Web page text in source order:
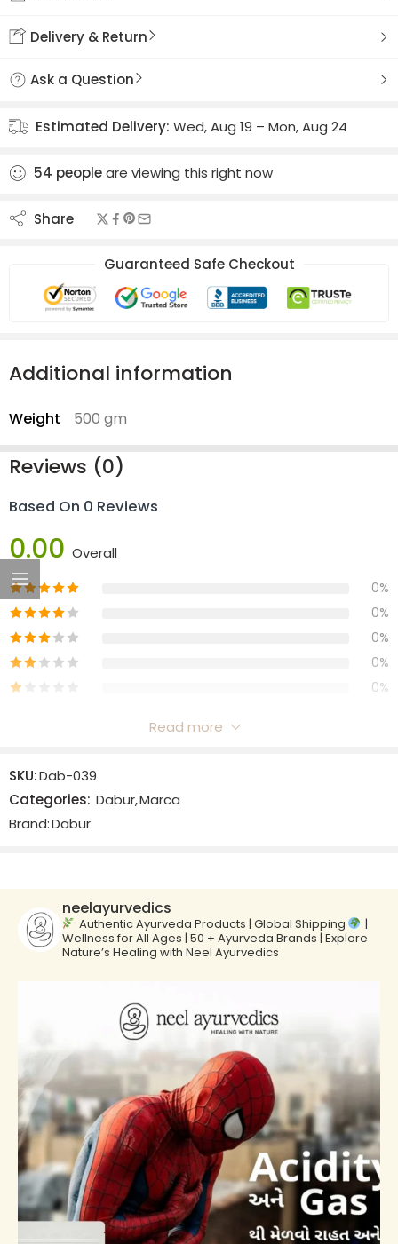
Delivery & Return
Ask a Question
Estimated Delivery: Wed, Aug 19 – Mon, Aug 24
54 peopleare viewing this right now
Share
Guaranteed Safe Checkout
Additional information
Weight 500 gm
Reviews (0)
Based On 0 Reviews
0.00 Overall
0%
0%
0%
0%
0%
There are no reviews yet.
Read more
SKU:Dab-039
Categories: Dabur,Marca
Brand:Dabur
neelayurvedics
Authentic Ayurveda Products | Global Shipping
|
Wellness for All Ages | 50 + Ayurveda Brands | Explore
Nature’s Healing with Neel Ayurvedics